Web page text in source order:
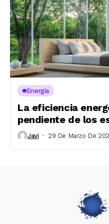
Energía
La eficiencia
pendiente de los
Javi 29 De Marzo De